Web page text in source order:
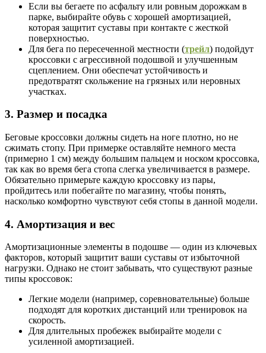
Если вы бегаете по асфальту или ровным дорожкам в
парке, выбирайте обувь с хорошей амортизацией,
которая защитит суставы при контакте с жесткой
поверхностью.
Для бега по пересеченной местности (трейл) подойдут
кроссовки с агрессивной подошвой и улучшенным
сцеплением. Они обеспечат устойчивость и
предотвратят скольжение на грязных или неровных
участках.
3. Размер и посадка
Беговые кроссовки должны сидеть на ноге плотно, но не
сжимать стопу. При примерке оставляйте немного места
(примерно 1 см) между большим пальцем и носком кроссовка,
так как во время бега стопа слегка увеличивается в размере.
Обязательно примерьте каждую кроссовку из пары,
пройдитесь или побегайте по магазину, чтобы понять,
насколько комфортно чувствуют себя стопы в данной модели.
4. Амортизация и вес
Амортизационные элементы в подошве — один из ключевых
факторов, который защитит ваши суставы от избыточной
нагрузки. Однако не стоит забывать, что существуют разные
типы кроссовок:
Легкие модели (например, соревновательные) больше
подходят для коротких дистанций или тренировок на
скорость.
Для длительных пробежек выбирайте модели с
усиленной амортизацией.